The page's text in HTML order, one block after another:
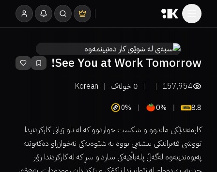
See You at Work Tomorrow!
157,954
0 خولەک Korean
8.8
0%
0%
کارمەندێکی ماندوو و شکست خواردوو کە لە ناو ژیانی کارکردنیدا
تووشی قەیرانێکی پیشەیی بووە بە شێوەیەکی نەخوازراو دەکەوێتە
پەیوەندییەوە لەگەڵ پلەباڵایەکی سارد و سڕ کە لە کارکردندا زۆر